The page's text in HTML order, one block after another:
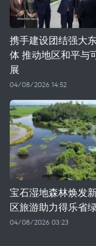
携手建设团结强大
体 推动地区和平与
展
04/08/2026 14:52
宝石湿地森林焕发
区旅游助力得乐省
04/08/2026 03:23